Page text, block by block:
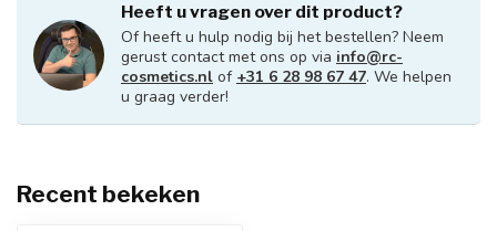
Heeft u vragen over dit product?
Of heeft u hulp nodig bij het bestellen? Neem
gerust contact met ons op via info@rc-
cosmetics.nl of +31 6 28 98 67 47. We helpen
u graag verder!
Recent bekeken